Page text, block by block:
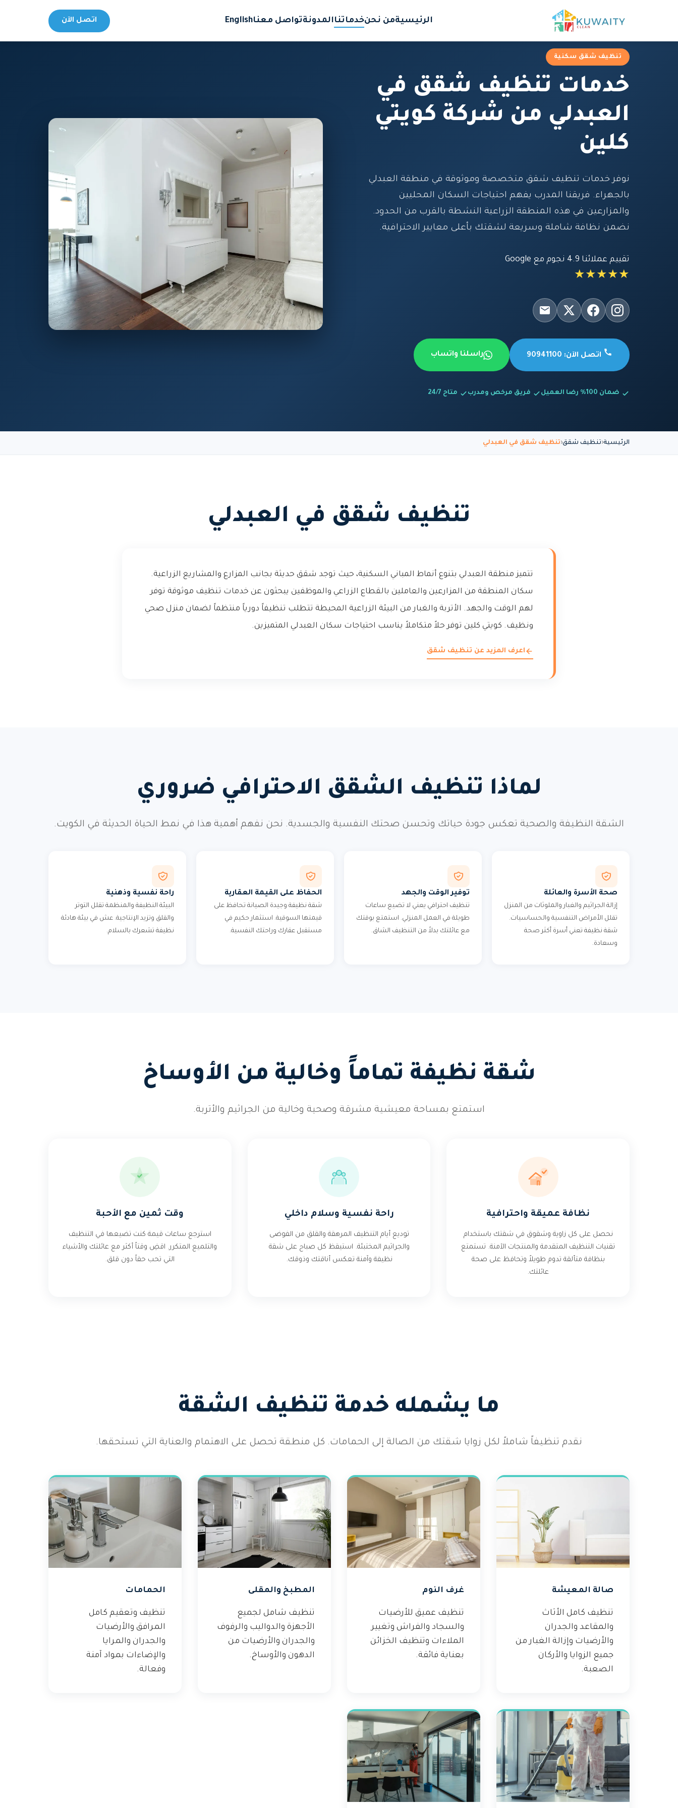
الرئيسيةمن نحنخدماتناالمدونةتواصل معناEnglish اتصل الآن
تنظيف شقق سكنية
خدمات تنظيف شقق في
العبدلي من شركة كويتي
كلين
نوفر خدمات تنظيف شقق متخصصة وموثوقة في منطقة العبدلي
بالجهراء. فريقنا المدرب يفهم احتياجات السكان المحليين
والمزارعين في هذه المنطقة الزراعية النشطة بالقرب من الحدود.
نضمن نظافة شاملة وسريعة لشقتك بأعلى معايير الاحترافية.
تقييم عملائنا 4.9 نجوم مع Google
★★★★★
اتصل الآن: 90941100 راسلنا واتساب
ضمان 100% رضا العميل فريق مرخص ومدرب متاح 24/7
الرئيسية تنظيف شقق تنظيف شقق في العبدلي
تنظيف شقق في العبدلي
تتميز منطقة العبدلي بتنوع أنماط المباني السكنية، حيث توجد شقق حديثة بجانب المزارع والمشاريع الزراعية.
سكان المنطقة من المزارعين والعاملين بالقطاع الزراعي والموظفين يبحثون عن خدمات تنظيف موثوقة توفر
لهم الوقت والجهد. الأتربة والغبار من البيئة الزراعية المحيطة تتطلب تنظيفاً دورياً منتظماً لضمان منزل صحي
ونظيف. كويتي كلين توفر حلاً متكاملاً يناسب احتياجات سكان العبدلي المتميزين.
اعرف المزيد عن تنظيف شقق
لماذا تنظيف الشقق الاحترافي ضروري
الشقة النظيفة والصحية تعكس جودة حياتك وتحسن صحتك النفسية والجسدية. نحن نفهم أهمية هذا في نمط الحياة الحديثة في الكويت.
صحة الأسرة والعائلة
إزالة الجراثيم والغبار والملوثات من المنزل
تقلل الأمراض التنفسية والحساسيات.
شقة نظيفة تعني أسرة أكثر صحة
وسعادة.
توفير الوقت والجهد
تنظيف احترافي يعني لا تضيع ساعات
طويلة في العمل المنزلي. استمتع بوقتك
مع عائلتك بدلاً من التنظيف الشاق.
الحفاظ على القيمة العقارية
شقة نظيفة وجيدة الصيانة تحافظ على
قيمتها السوقية. استثمار حكيم في
مستقبل عقارك وراحتك النفسية.
راحة نفسية وذهنية
البيئة النظيفة والمنظمة تقلل التوتر
والقلق وتزيد الإنتاجية. عش في بيئة هادئة
نظيفة تشعرك بالسلام.
شقة نظيفة تماماً وخالية من الأوساخ
استمتع بمساحة معيشية مشرقة وصحية وخالية من الجراثيم والأتربة.
نظافة عميقة واحترافية
نحصل على كل زاوية وشقوق في شقتك باستخدام
تقنيات التنظيف المتقدمة والمنتجات الآمنة. تستمتع
بنظافة متألقة تدوم طويلاً وتحافظ على صحة
عائلتك.
راحة نفسية وسلام داخلي
توديع أيام التنظيف المرهقة والقلق من الفوضى
والجراثيم المختبئة. استيقظ كل صباح على شقة
نظيفة وآمنة تعكس أناقتك وذوقك.
وقت ثمين مع الأحبة
استرجع ساعات قيمة كنت تضيعها في التنظيف
والتلميع المتكرر. اقضِ وقتاً أكثر مع عائلتك والأشياء
التي تحب حقاً دون قلق.
ما يشمله خدمة تنظيف الشقة
نقدم تنظيفاً شاملاً لكل زوايا شقتك من الصالة إلى الحمامات. كل منطقة تحصل على الاهتمام والعناية التي تستحقها.
صالة المعيشة
تنظيف كامل الأثاث
والمقاعد والجدران
والأرضيات وإزالة الغبار من
جميع الزوايا والأركان
الصعبة.
غرف النوم
تنظيف عميق للأرضيات
والسجاد والفراش وتغيير
الملاءات وتنظيف الخزائن
بعناية فائقة.
المطبخ والمقلى
تنظيف شامل لجميع
الأجهزة والدواليب والرفوف
والجدران والأرضيات من
الدهون والأوساخ.
الحمامات
تنظيف وتعقيم كامل
المرافق والأرضيات
والجدران والمرايا
والإضاءات بمواد آمنة
وفعالة.